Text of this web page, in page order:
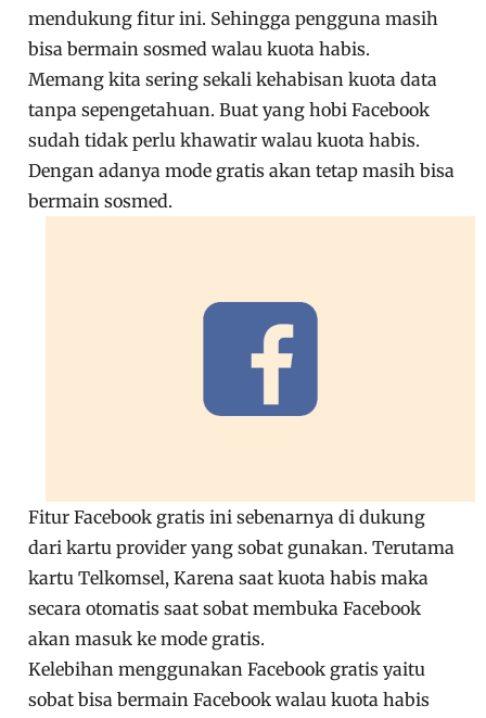
mendukung fitur ini. Sehingga pengguna masih
bisa bermain sosmed walau kuota habis.
Memang kita sering sekali kehabisan kuota data
tanpa sepengetahuan. Buat yang hobi Facebook
sudah tidak perlu khawatir walau kuota habis.
Dengan adanya mode gratis akan tetap masih bisa
bermain sosmed.
Fitur Facebook gratis ini sebenarnya di dukung
dari kartu provider yang sobat gunakan. Terutama
kartu Telkomsel, Karena saat kuota habis maka
secara otomatis saat sobat membuka Facebook
akan masuk ke mode gratis.
Kelebihan menggunakan Facebook gratis yaitu
sobat bisa bermain Facebook walau kuota habis